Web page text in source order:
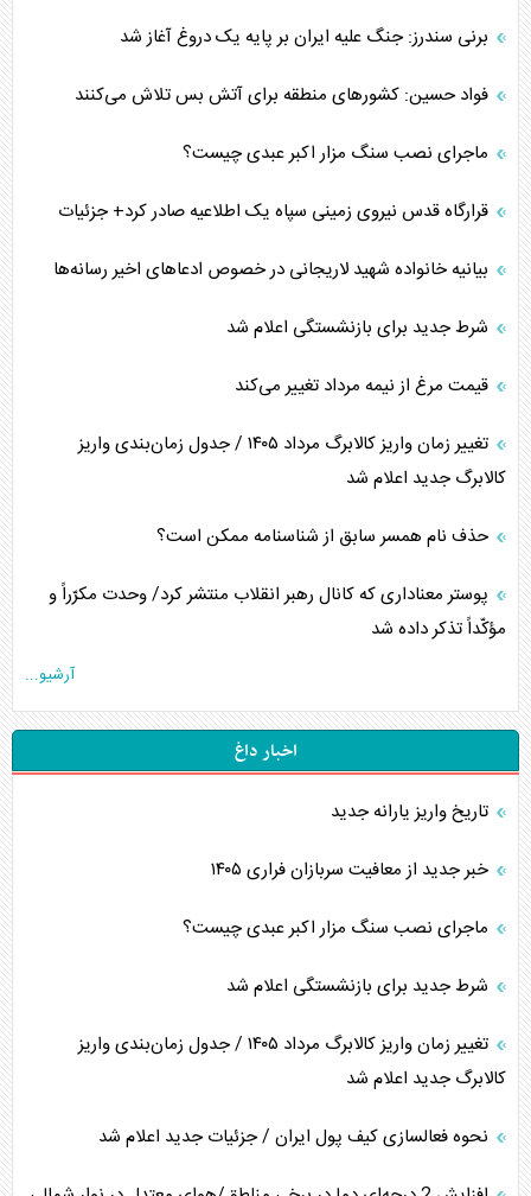
برنی سندرز: جنگ علیه ایران بر پایه یک دروغ آغاز شد
فواد حسین: کشورهای منطقه برای آتش بس تلاش می‌کنند
ماجرای نصب سنگ مزار اکبر عبدی چیست؟
قرارگاه قدس نیروی زمینی سپاه یک اطلاعیه صادر کرد+ جزئیات
بیانیه خانواده شهید لاریجانی در خصوص ادعاهای اخیر رسانه‌ها
شرط جدید برای بازنشستگی اعلام شد
قیمت مرغ از نیمه مرداد تغییر می‌کند
تغییر زمان واریز کالابرگ مرداد ۱۴۰۵ / جدول زمان‌بندی واریز
کالابرگ جدید اعلام شد
حذف نام همسر سابق از شناسنامه ممکن است؟
پوستر معناداری که کانال رهبر انقلاب منتشر کرد/ وحدت مکرّراً و
مؤکّداً تذکر داده شد
آرشیو...
اخبار داغ
تاریخ واریز یارانه جدید
خبر جدید از معافیت سربازان فراری ۱۴۰۵
ماجرای نصب سنگ مزار اکبر عبدی چیست؟
شرط جدید برای بازنشستگی اعلام شد
تغییر زمان واریز کالابرگ مرداد ۱۴۰۵ / جدول زمان‌بندی واریز
کالابرگ جدید اعلام شد
نحوه فعالسازی کیف پول ایران / جزئیات جدید اعلام شد